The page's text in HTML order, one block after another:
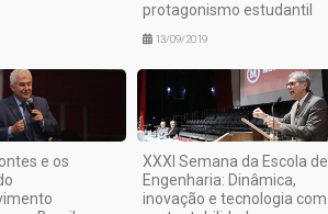
protagonismo estudantil
13/09/2019
e os
XXXI Semana da Escola de
Engenharia: Dinâmica,
inovação e tecnologia com